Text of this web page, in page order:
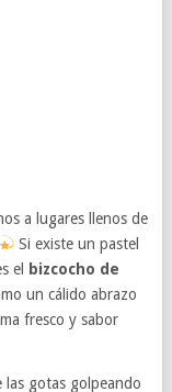
a lugares llenos de
Si existe un pastel
el
bizcocho de
un cálido abrazo
fresco y sabor
las gotas golpeando